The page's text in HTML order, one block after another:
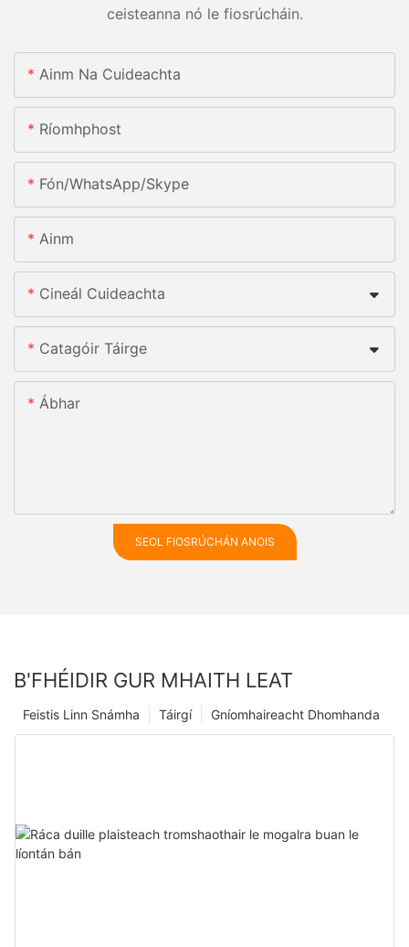
ceisteanna nó le fiosrúcháin.
Ainm Na Cuideachta
Ríomhphost
Fón/whatsApp/skype
Ainm
Cineál Cuideachta
Catagóir Táirge
Ábhar
SEOL FIOSRÚCHÁN ANOIS
B'FHÉIDIR GUR MHAITH LEAT
Gníomhaireacht Dhomhanda
Táirgí
Feistis Linn Snámha